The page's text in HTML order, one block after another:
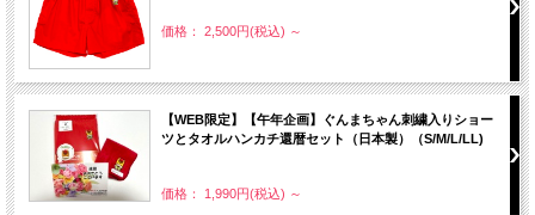
価格： 2,500円(税込) ～
【WEB限定】【午年企画】ぐんまちゃん刺繍入りショー
ツとタオルハンカチ還暦セット（日本製）（S/M/L/LL)
価格： 1,990円(税込) ～